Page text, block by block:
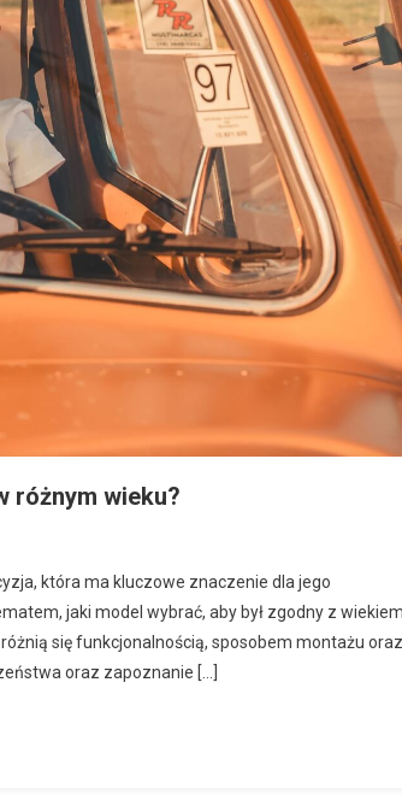
różnym wieku?
która ma kluczowe znaczenie dla jego
jaki model wybrać, aby był zgodny z
się funkcjonalnością, sposobem montażu oraz
oraz zapoznanie […]